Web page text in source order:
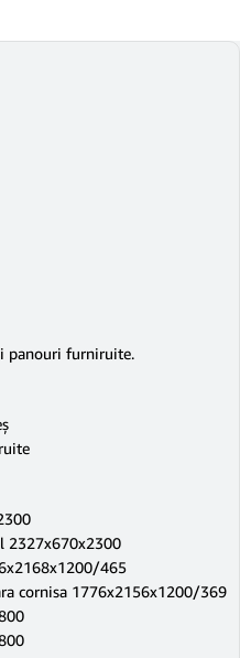
panouri furniruite.
2327x670x2300
465
cornisa 1776x2156x1200/369